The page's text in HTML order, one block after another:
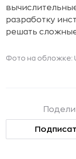
разработку
решать
Фото на обложке: